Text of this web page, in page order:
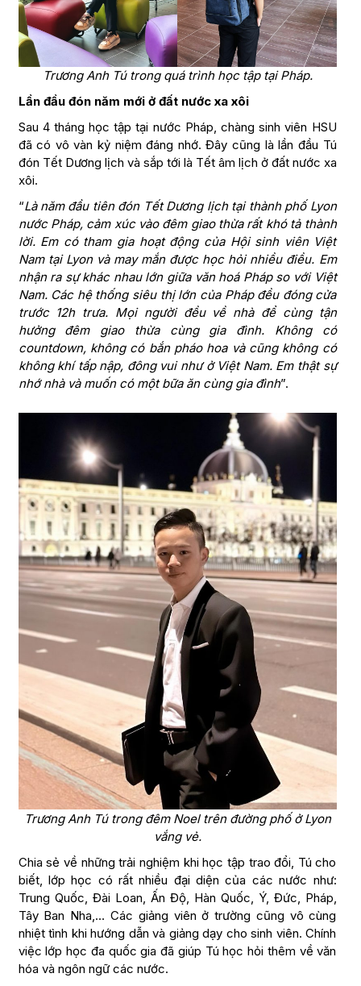
Trương Anh Tú trong quá trình học tập tại Pháp.
Lần đầu đón năm mới ở đất nước xa xôi
Sau 4 tháng học tập tại nước Pháp, chàng sinh viên HSU
đã có vô vàn kỷ niệm đáng nhớ. Đây cũng là lần đầu Tú
đón Tết Dương lịch và sắp tới là Tết âm lịch ở đất nước xa
xôi.
“Là năm đầu tiên đón Tết Dương lịch tại thành phố Lyon
nước Pháp, cảm xúc vào đêm giao thừa rất khó tả thành
lời. Em có tham gia hoạt động của Hội sinh viên Việt
Nam tại Lyon và may mắn được học hỏi nhiều điều. Em
nhận ra sự khác nhau lớn giữa văn hoá Pháp so với Việt
Nam. Các hệ thống siêu thị lớn của Pháp đều đóng cửa
trước 12h trưa. Mọi người đều về nhà để cùng tận
hưởng đêm giao thừa cùng gia đình. Không có
countdown, không có bắn pháo hoa và cũng không có
không khí tấp nập, đông vui như ở Việt Nam. Em thật sự
nhớ nhà và muốn có một bữa ăn cùng gia đình”.
Trương Anh Tú trong đêm Noel trên đường phố ở Lyon
vắng vẻ.
Chia sẻ về những trải nghiệm khi học tập trao đổi, Tú cho
biết, lớp học có rất nhiều đại diện của các nước như:
Trung Quốc, Đài Loan, Ấn Độ, Hàn Quốc, Ý, Đức, Pháp,
Tây Ban Nha,… Các giảng viên ở trường cũng vô cùng
nhiệt tình khi hướng dẫn và giảng dạy cho sinh viên. Chính
việc lớp học đa quốc gia đã giúp Tú học hỏi thêm về văn
hóa và ngôn ngữ các nước.